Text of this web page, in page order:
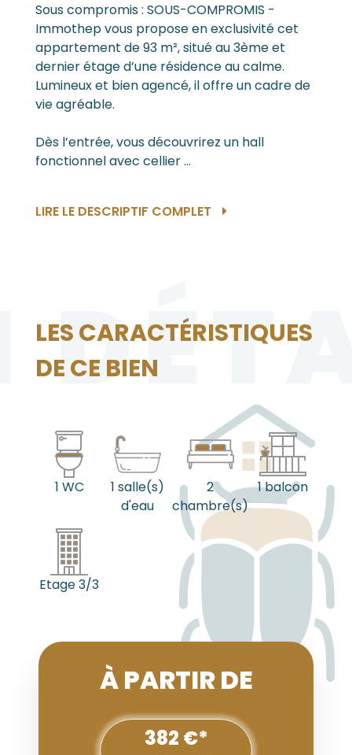
Sous compromis : SOUS-COMPROMIS -
Immothep vous propose en exclusivité cet
appartement de 93 m², situé au 3ème et
dernier étage d’une résidence au calme.
Lumineux et bien agencé, il offre un cadre de
vie agréable.
Dès l’entrée, vous découvrirez un hall
fonctionnel avec cellier ...
LIRE LE DESCRIPTIF COMPLET
LES CARACTÉRISTIQUES
DE CE BIEN
1 WC
1 salle(s)
d'eau
2
chambre(s)
1 balcon
Etage 3/3
À PARTIR DE
382 €*